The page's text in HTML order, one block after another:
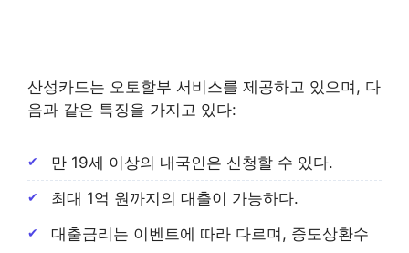
산성카드는 오토할부 서비스를 제공하고 있으며, 다
음과 같은 특징을 가지고 있다:
만 19세 이상의 내국인은 신청할 수 있다.
최대 1억 원까지의 대출이 가능하다.
대출금리는 이벤트에 따라 다르며, 중도상환수